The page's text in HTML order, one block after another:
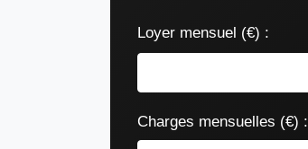
Loyer mensuel (€) :
Charges mensuelles (€) :